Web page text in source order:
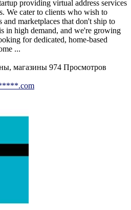
providing virtual address services
We cater to clients who wish to
and marketplaces that don't ship to
in high demand, and we're growing
for dedicated, home-based
...
магазины 974 Просмотров